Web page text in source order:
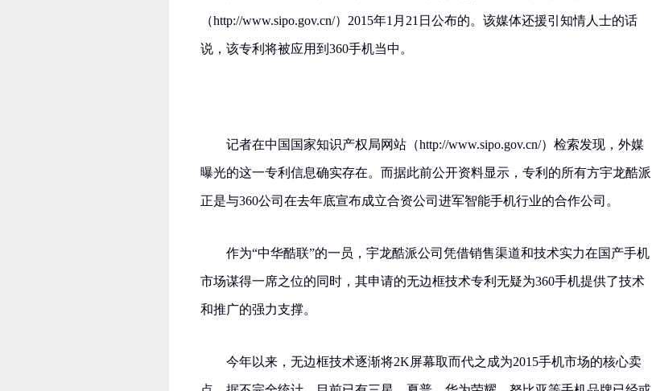
（http://www.sipo.gov.cn/）2015年1月21日公布的。该媒体还援引知情人士的话
说，该专利将被应用到360手机当中。
记者在中国国家知识产权局网站（http://www.sipo.gov.cn/）检索发现，外媒
曝光的这一专利信息确实存在。而据此前公开资料显示，专利的所有方宇龙酷派
正是与360公司在去年底宣布成立合资公司进军智能手机行业的合作公司。
作为“中华酷联”的一员，宇龙酷派公司凭借销售渠道和技术实力在国产手机
市场谋得一席之位的同时，其申请的无边框技术专利无疑为360手机提供了技术
和推广的强力支撑。
今年以来，无边框技术逐渐将2K屏幕取而代之成为2015手机市场的核心卖